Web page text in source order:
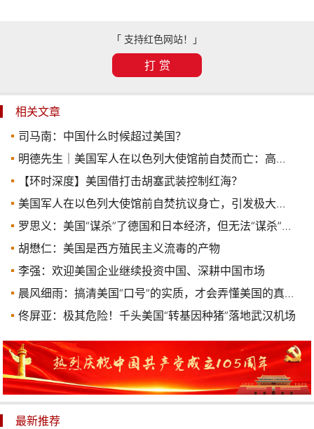
「 支持红色网站！」
打 赏
相关文章
司马南：中国什么时候超过美国？
明德先生｜美国军人在以色列大使馆前自焚而亡：高呼“自由巴勒斯坦”！
【环时深度】美国借打击胡塞武装控制红海？
美国军人在以色列大使馆前自焚抗议身亡，引发极大关注(图)
罗思义：美国“谋杀”了德国和日本经济，但无法“谋杀”中国
胡懋仁：美国是西方殖民主义流毒的产物
李强：欢迎美国企业继续投资中国、深耕中国市场
晨风细雨：搞清美国“口号”的实质，才会弄懂美国的真正用意
佟屏亚：极其危险！千头美国“转基因种猪”落地武汉机场
最新推荐